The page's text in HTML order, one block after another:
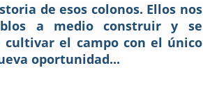
de esos colonos. Ellos nos
a medio construir y se
el campo con el único
oportunidad...